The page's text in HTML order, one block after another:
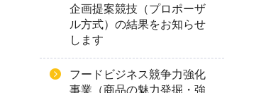
企画提案競技（プロポーザ
ル方式）の結果をお知らせ
します
フードビジネス競争力強化
事業（商品の魅力発掘・強